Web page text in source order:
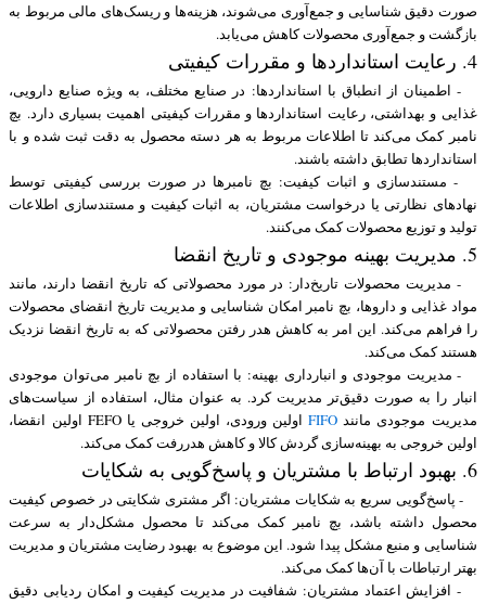
صورت دقیق شناسایی و جمع‌آوری می‌شوند، هزینه‌ها و ریسک‌های مالی مربوط به
بازگشت و جمع‌آوری محصولات کاهش می‌یابد.
4. رعایت استانداردها و مقررات کیفیتی
- اطمینان از انطباق با استانداردها: در صنایع مختلف، به ویژه صنایع دارویی،
غذایی و بهداشتی، رعایت استانداردها و مقررات کیفیتی اهمیت بسیاری دارد. بچ
نامبر کمک می‌کند تا اطلاعات مربوط به هر دسته محصول به دقت ثبت شده و با
استانداردها تطابق داشته باشند.
- مستندسازی و اثبات کیفیت: بچ نامبرها در صورت بررسی کیفیتی توسط
نهادهای نظارتی یا درخواست مشتریان، به اثبات کیفیت و مستندسازی اطلاعات
تولید و توزیع محصولات کمک می‌کنند.
5. مدیریت بهینه موجودی و تاریخ انقضا
- مدیریت محصولات تاریخ‌دار: در مورد محصولاتی که تاریخ انقضا دارند، مانند
مواد غذایی و داروها، بچ نامبر امکان شناسایی و مدیریت تاریخ انقضای محصولات
را فراهم می‌کند. این امر به کاهش هدر رفتن محصولاتی که به تاریخ انقضا نزدیک
هستند کمک می‌کند.
- مدیریت موجودی و انبارداری بهینه: با استفاده از بچ نامبر می‌توان موجودی
انبار را به صورت دقیق‌تر مدیریت کرد. به عنوان مثال، استفاده از سیاست‌های
مدیریت موجودی مانند FIFO
اولین ورودی، اولین خروجی یا FEFO اولین انقضا،
اولین خروجی به بهینه‌سازی گردش کالا و کاهش هدررفت کمک می‌کند.
6. بهبود ارتباط با مشتریان و پاسخ‌گویی به شکایات
- پاسخ‌گویی سریع به شکایات مشتریان: اگر مشتری شکایتی در خصوص کیفیت
محصول داشته باشد، بچ نامبر کمک می‌کند تا محصول مشکل‌دار به سرعت
شناسایی و منبع مشکل پیدا شود. این موضوع به بهبود رضایت مشتریان و مدیریت
بهتر ارتباطات با آن‌ها کمک می‌کند.
- افزایش اعتماد مشتریان: شفافیت در مدیریت کیفیت و امکان ردیابی دقیق